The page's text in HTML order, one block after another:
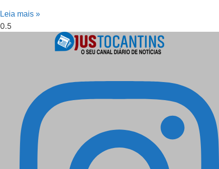
Leia mais »